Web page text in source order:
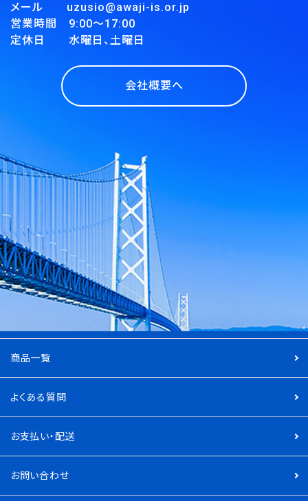
メール uzusio@awaji-is.or.jp
営業時間 9:00～17:00
定休日 水曜日、土曜日
会社概要へ
商品一覧
よくある質問
お支払い・配送
お問い合わせ